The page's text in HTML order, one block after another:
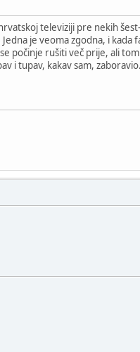
televiziji pre nekih
je veoma zgodna, i
počinje rušiti več prije, ali
i tupav, kakav sam,